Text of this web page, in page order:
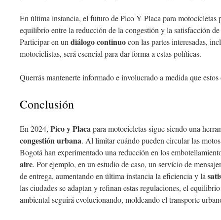
En última instancia, el futuro de Pico Y Placa para motocicletas
equilibrio entre la reducción de la congestión y la satisfacción
Participar en un diálogo continuocon las partes interesadas,
motociclistas, será esencial para dar forma a estas políticas.
Querrás mantenerte informado e involucrado a medida que
Conclusión
En 2024, Pico y Placapara motocicletas sigue siendo una
congestión urbana. Al limitar cuándo pueden circular las
Bogotá han experimentado una reducción en los
aire. Por ejemplo, en un estudio de caso, un servicio de
de entrega, aumentando en última instancia la eficiencia y la
las ciudades se adaptan y refinan estas regulaciones, el
ambiental seguirá evolucionando, moldeando el transporte